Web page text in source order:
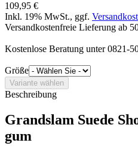
109,95 €
Inkl. 19% MwSt., ggf.
Versandkostenfreie Lieferung ab
Kostenlose Beratung unter 0821-
Größe
Beschreibung
Grandslam Suede
gum